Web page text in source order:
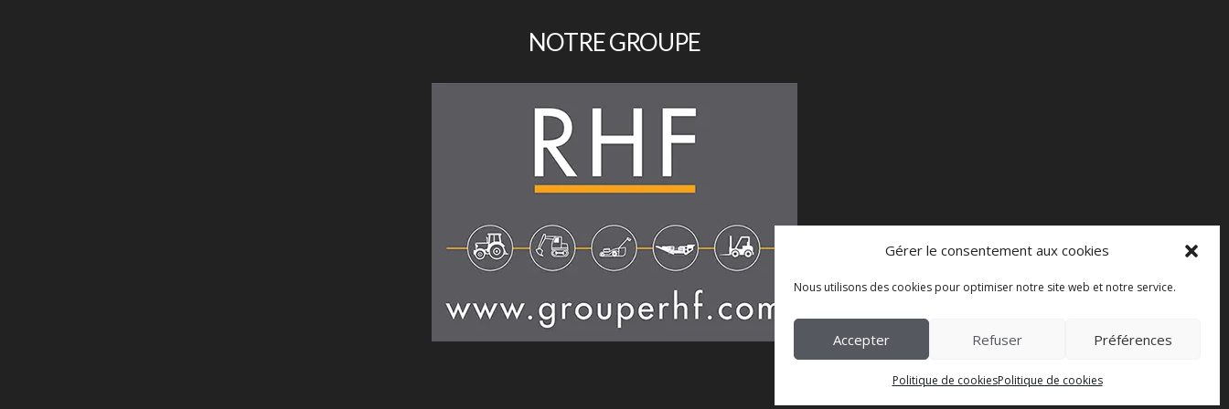
Gérer le consentement aux cookies
Nous utilisons des cookies pour optimiser notre site web et notre service.
Accepter Refuser Préférences
Politique de cookiesPolitique de cookies
NOTRE GROUPE